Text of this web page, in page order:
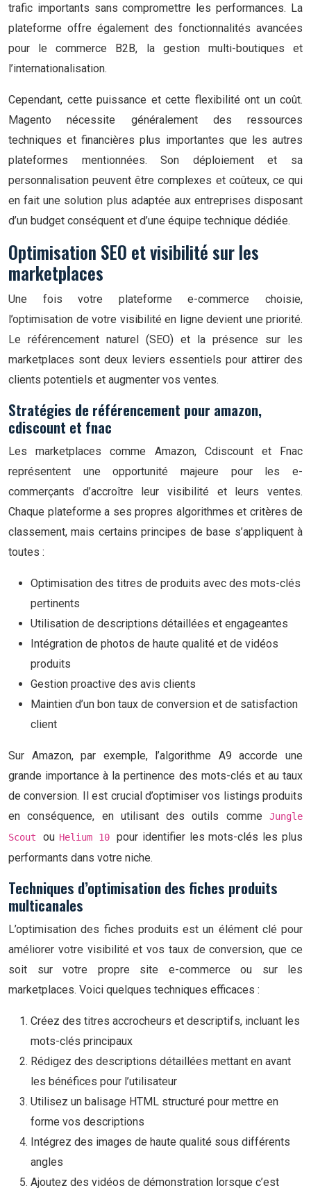
trafic importants sans compromettre les performances. La
plateforme offre également des fonctionnalités avancées
pour le commerce B2B, la gestion multi-boutiques et
l’internationalisation.
Cependant, cette puissance et cette flexibilité ont un coût.
Magento nécessite généralement des ressources
techniques et financières plus importantes que les autres
plateformes mentionnées. Son déploiement et sa
personnalisation peuvent être complexes et coûteux, ce qui
en fait une solution plus adaptée aux entreprises disposant
d’un budget conséquent et d’une équipe technique dédiée.
Optimisation SEO et visibilité sur les
marketplaces
Une fois votre plateforme e-commerce choisie,
l’optimisation de votre visibilité en ligne devient une priorité.
Le référencement naturel (SEO) et la présence sur les
marketplaces sont deux leviers essentiels pour attirer des
clients potentiels et augmenter vos ventes.
Stratégies de référencement pour amazon,
cdiscount et fnac
Les marketplaces comme Amazon, Cdiscount et Fnac
représentent une opportunité majeure pour les e-
commerçants d’accroître leur visibilité et leurs ventes.
Chaque plateforme a ses propres algorithmes et critères de
classement, mais certains principes de base s’appliquent à
toutes :
Optimisation des titres de produits avec des mots-clés
pertinents
Utilisation de descriptions détaillées et engageantes
Intégration de photos de haute qualité et de vidéos
produits
Gestion proactive des avis clients
Maintien d’un bon taux de conversion et de satisfaction
client
Sur Amazon, par exemple, l’algorithme A9 accorde une
grande importance à la pertinence des mots-clés et au taux
de conversion. Il est crucial d’optimiser vos listings produits
en conséquence, en utilisant des outils comme Jungle
Scout ou Helium 10pour identifier les mots-clés les plus
performants dans votre niche.
Techniques d’optimisation des fiches produits
multicanales
L’optimisation des fiches produits est un élément clé pour
améliorer votre visibilité et vos taux de conversion, que ce
soit sur votre propre site e-commerce ou sur les
marketplaces. Voici quelques techniques efficaces :
Créez des titres accrocheurs et descriptifs, incluant les
mots-clés principaux
Rédigez des descriptions détaillées mettant en avant
les bénéfices pour l’utilisateur
Utilisez un balisage HTML structuré pour mettre en
forme vos descriptions
Intégrez des images de haute qualité sous différents
angles
Ajoutez des vidéos de démonstration lorsque c’est